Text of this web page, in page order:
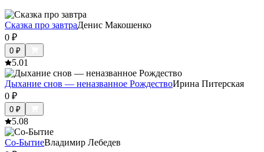
Сказка про завтраДенис Макошенко
0 ₽
0 ₽
5.01
Дыхание снов — неназванное РождествоИрина Питерская
0 ₽
0 ₽
5.08
Со-БытиеВладимир Лебедев